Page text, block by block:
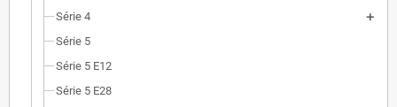
Série 4
Série 5
Série 5 E12
Série 5 E28